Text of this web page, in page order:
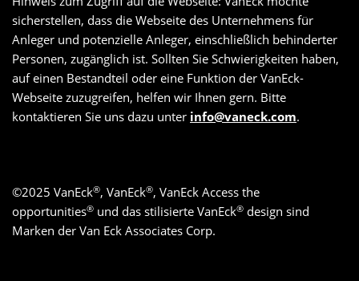
sicherstellen, dass die Webseite des Unternehmens für
Anleger und potenzielle Anleger, einschließlich behinderter
Personen, zugänglich ist. Sollten Sie Schwierigkeiten haben,
auf einen Bestandteil oder eine Funktion der VanEck-
Webseite zuzugreifen, helfen wir Ihnen gern. Bitte
kontaktieren Sie uns dazu unter info@vaneck.com.
©2025 VanEck®, VanEck®, VanEck Access the
opportunities® und das stilisierte VanEck® design sind
Marken der Van Eck Associates Corp.